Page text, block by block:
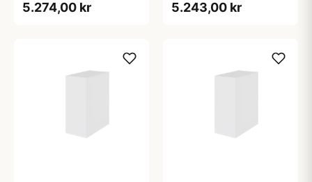
5.274,00 kr 5.243,00 kr